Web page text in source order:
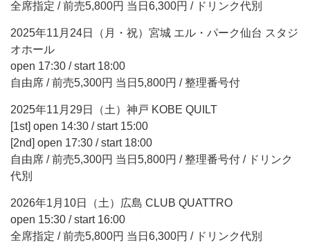
全席指定 / 前売5,800円 当日6,300円 / ドリンク代別
2025年11月24日（月・祝）宮城 エル・パーク仙台 スタジ
オホール
open 17:30 / start 18:00
自由席 / 前売5,300円 当日5,800円 / 整理番号付
2025年11月29日（土）神戸 KOBE QUILT
[1st] open 14:30 / start 15:00
[2nd] open 17:30 / start 18:00
自由席 / 前売5,300円 当日5,800円 / 整理番号付 / ドリンク
代別
2026年1月10日（土）広島 CLUB QUATTRO
open 15:30 / start 16:00
全席指定 / 前売5,800円 当日6,300円 / ドリンク代別